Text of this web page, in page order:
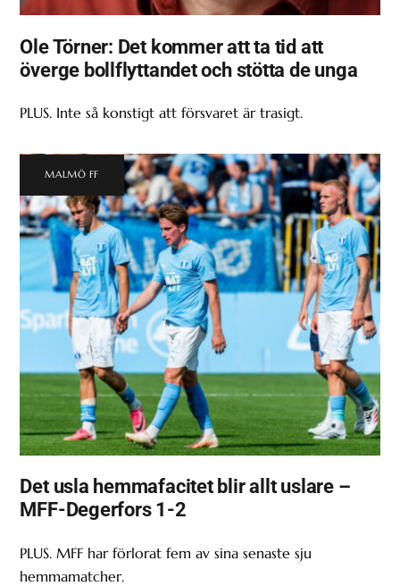
Ole Törner: Det kommer att ta tid att
överge bollflyttandet och stötta de unga
PLUS. Inte så konstigt att försvaret är trasigt.
MALMÖ FF
Det usla hemmafacitet blir allt uslare –
MFF-Degerfors 1-2
PLUS. MFF har förlorat fem av sina senaste sju
hemmamatcher.